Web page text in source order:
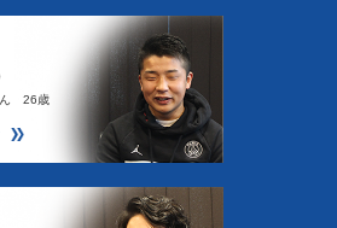
ん 26歳